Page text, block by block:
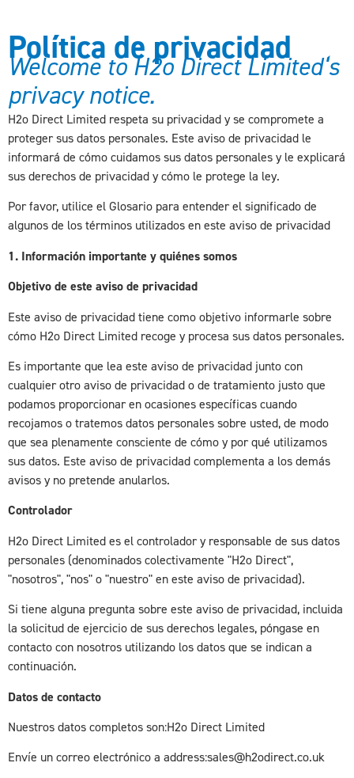
Política de privacidad
Welcome to H2o Direct Limited‘s
privacy notice.
H2o Direct Limited respeta su privacidad y se compromete a
proteger sus datos personales. Este aviso de privacidad le
informará de cómo cuidamos sus datos personales y le explicará
sus derechos de privacidad y cómo le protege la ley.
Por favor, utilice el Glosario para entender el significado de
algunos de los términos utilizados en este aviso de privacidad
1. Información importante y quiénes somos
Objetivo de este aviso de privacidad
Este aviso de privacidad tiene como objetivo informarle sobre
cómo H2o Direct Limited recoge y procesa sus datos personales.
Es importante que lea este aviso de privacidad junto con
cualquier otro aviso de privacidad o de tratamiento justo que
podamos proporcionar en ocasiones específicas cuando
recojamos o tratemos datos personales sobre usted, de modo
que sea plenamente consciente de cómo y por qué utilizamos
sus datos. Este aviso de privacidad complementa a los demás
avisos y no pretende anularlos.
Controlador
H2o Direct Limited es el controlador y responsable de sus datos
personales (denominados colectivamente "H2o Direct",
"nosotros", "nos" o "nuestro" en este aviso de privacidad).
Si tiene alguna pregunta sobre este aviso de privacidad, incluida
la solicitud de ejercicio de sus derechos legales, póngase en
contacto con nosotros utilizando los datos que se indican a
continuación.
Datos de contacto
Nuestros datos completos son:H2o Direct Limited
Envíe un correo electrónico a address:sales@h2odirect.co.uk